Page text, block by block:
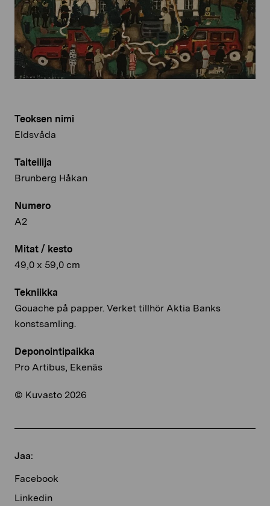
Teoksen nimi
Eldsvåda
Taiteilija
Brunberg Håkan
Numero
A2
Mitat / kesto
49,0 x 59,0 cm
Tekniikka
Gouache på papper. Verket tillhör Aktia Banks
konstsamling.
Deponointipaikka
Pro Artibus, Ekenäs
© Kuvasto 2026
Jaa:
Facebook
Linkedin